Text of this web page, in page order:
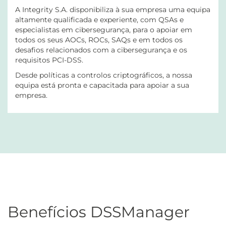
A Integrity S.A. disponibiliza à sua empresa uma equipa
altamente qualificada e experiente, com QSAs e
especialistas em cibersegurança, para o apoiar em
todos os seus AOCs, ROCs, SAQs e em todos os
desafios relacionados com a cibersegurança e os
requisitos PCI-DSS.
Desde políticas a controlos criptográficos, a nossa
equipa está pronta e capacitada para apoiar a sua
empresa.
Benefícios DSSManager